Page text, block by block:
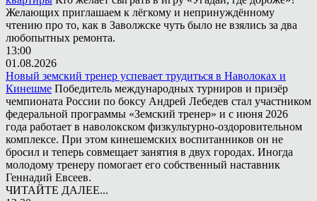
Желающих приглашаем к лёгкому и непринуждённому
чтению про то, как в Заволжске чуть было не взялись за два
любопытных ремонта.
13:00
01.08.2026
Новый земский тренер успевает трудиться в Наволоках и
Кинешме Победитель международных турниров и призёр
чемпионата России по боксу Андрей Лебедев стал участником
федеральной программы «Земский тренер» и с июня 2026
года работает в наволокском физкультурно-оздоровительном
комплексе. При этом кинешемских воспитанников он не
бросил и теперь совмещает занятия в двух городах. Иногда
молодому тренеру помогает его собственный наставник
Геннадий Евсеев.
ЧИТАЙТЕ ДАЛЕЕ...